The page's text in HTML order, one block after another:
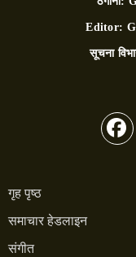
Editor:
सूचना
गृह पृष्ठ
समाचार हेडलाइन
संगीत